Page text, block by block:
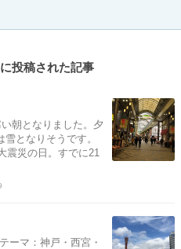
投稿された記事
朝となりました。夕
となりそうです。
震災の日。すでに21
ーマ：神戸・西宮・